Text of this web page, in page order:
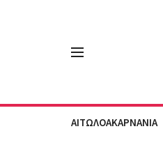
ΑΙΤΩΛΟΑΚΑΡΝΑΝΙΑ